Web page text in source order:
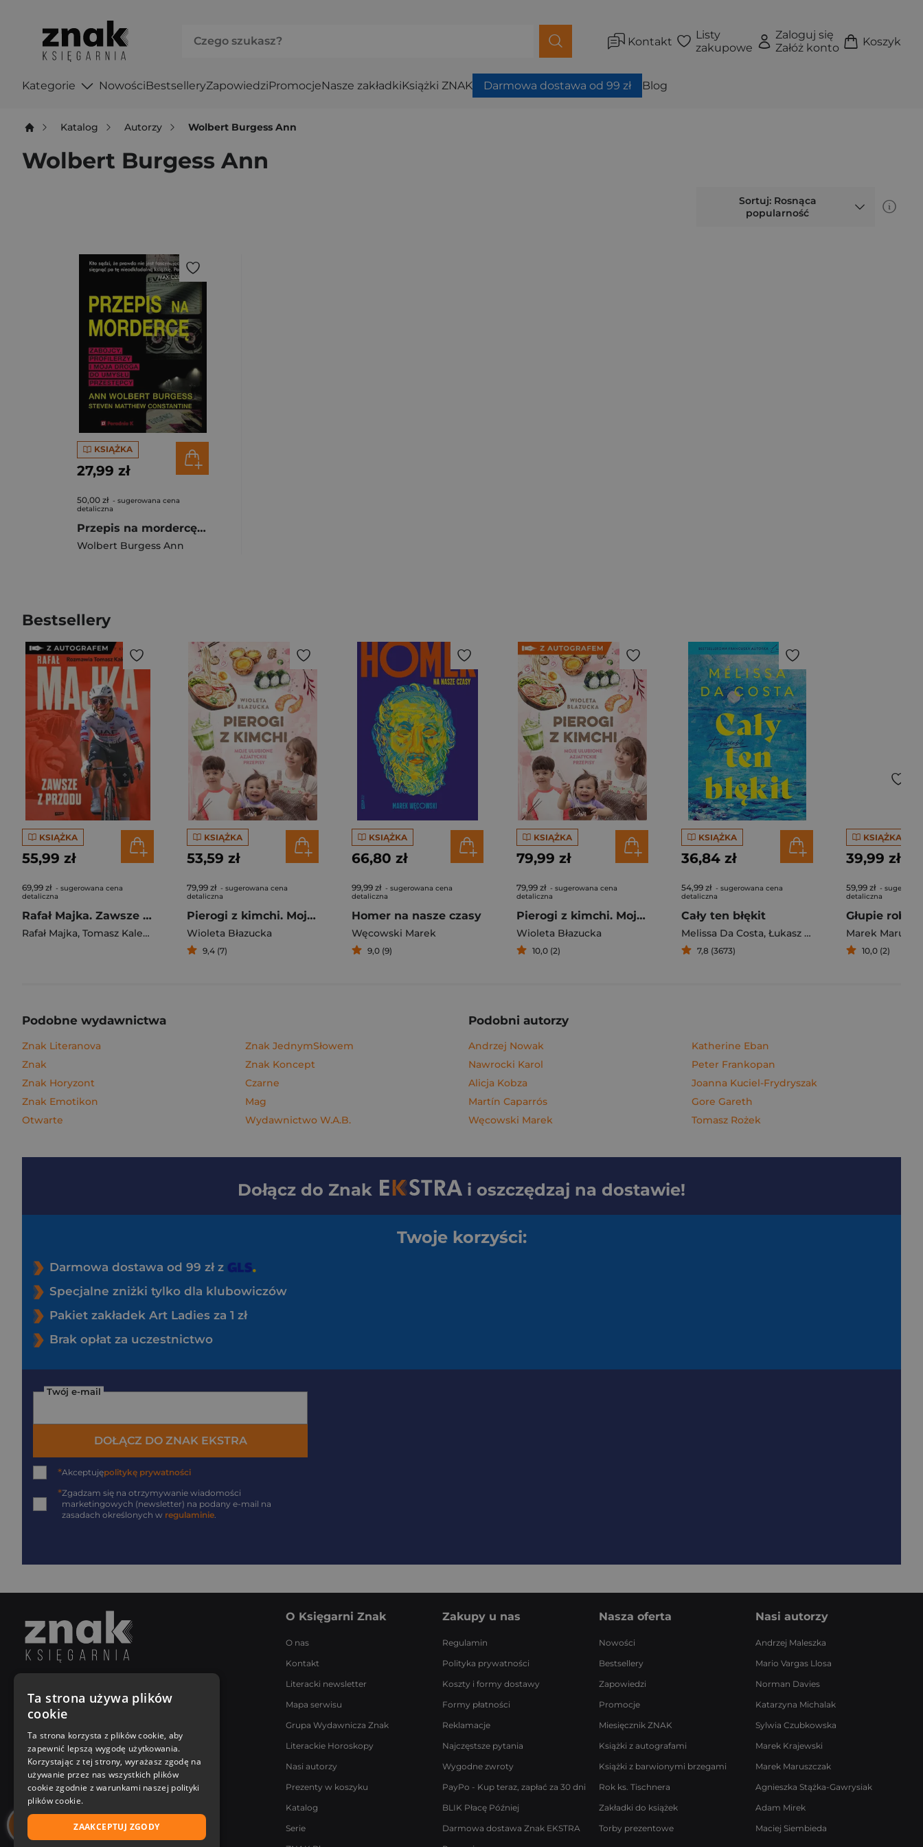
Kontakt
Listy
zakupowe
Zaloguj się
Załóż konto
Koszyk
Kategorie NowościBestselleryZapowiedziPromocjeNasze zakładkiKsiążki ZNAK Darmowa dostawa od 99 zł Blog
Katalog Autorzy Wolbert Burgess Ann
Wolbert Burgess Ann
Sortuj: Rosnąca
popularność
KSIĄŻKA
27,99 zł
50,00 zł - sugerowana cena
detaliczna
Przepis na mordercę Zabójczy profilerzy i moja droga do umysłu mordercy
Wolbert Burgess Ann
Bestsellery
KSIĄŻKA
55,99 zł
69,99 zł - sugerowana cena
detaliczna
Rafał Majka. Zawsze z przodu. Rozmawia Tomasz Kalemba - książka z autografem
Rafał Majka, Tomasz Kalemba
KSIĄŻKA
53,59 zł
79,99 zł - sugerowana cena
detaliczna
Pierogi z kimchi. Moje ulubione azjatyckie przepisy
Wioleta Błazucka
9,4 (7)
KSIĄŻKA
66,80 zł
99,99 zł - sugerowana cena
detaliczna
Homer na nasze czasy
Węcowski Marek
9,0 (9)
KSIĄŻKA
79,99 zł
79,99 zł - sugerowana cena
detaliczna
Pierogi z kimchi. Moje ulubione azjatyckie przepisy - książka z autografem
Wioleta Błazucka
10,0 (2)
KSIĄŻKA
36,84 zł
54,99 zł - sugerowana cena
detaliczna
Cały ten błękit
Melissa Da Costa, Łukasz Müller
7,8 (3673)
KSIĄŻKA
39,99 zł
59,99 zł -
detaliczna
Marek
10,0 (2)
Podobne wydawnictwa
Znak Literanova
Znak
Znak Horyzont
Znak Emotikon
Otwarte
Znak JednymSłowem
Znak Koncept
Czarne
Mag
Wydawnictwo W.A.B.
Podobni autorzy
Andrzej Nowak
Nawrocki Karol
Alicja Kobza
Martín Caparrós
Węcowski Marek
Katherine Eban
Peter Frankopan
Joanna Kuciel-Frydryszak
Gore Gareth
Tomasz Rożek
Dołącz do Znak i oszczędzaj na dostawie!
Twoje korzyści:
Darmowa dostawa od 99 zł z
Specjalne zniżki tylko dla klubowiczów
Pakiet zakładek Art Ladies za 1 zł
Brak opłat za uczestnictwo
Twój e-mail
DOŁĄCZ DO ZNAK EKSTRA
*Akceptujępolitykę prywatności
*Zgadzam się na otrzymywanie wiadomości
marketingowych (newsletter) na podany e-mail na
zasadach określonych w regulaminie.
Poniedziałek - Piątek
8:00 - 18:00
[email protected]
Bądź z nami na bieżąco
O Księgarni Znak
O nas
Kontakt
Literacki newsletter
Mapa serwisu
Grupa Wydawnicza Znak
Literackie Horoskopy
Nasi autorzy
Prezenty w koszyku
Katalog
Serie
Zakupy u nas
Regulamin
Polityka prywatności
Koszty i formy dostawy
Formy płatności
Reklamacje
Najczęstsze pytania
Wygodne zwroty
PayPo - Kup teraz, zapłać za 30 dni
BLIK Płacę Później
Darmowa dostawa Znak EKSTRA
Nasza oferta
Nowości
Bestsellery
Zapowiedzi
Promocje
Miesięcznik ZNAK
Książki z autografami
Książki z barwionymi brzegami
Rok ks. Tischnera
Zakładki do książek
Torby prezentowe
Nasi autorzy
Andrzej Maleszka
Mario Vargas Llosa
Norman Davies
Katarzyna Michalak
Sylwia Czubkowska
Marek Krajewski
Marek Maruszczak
Agnieszka Stążka-Gawrysiak
Adam Mirek
Maciej Siembieda
Ta strona używa plików
cookie
Ta strona korzysta z plików cookie, aby
zapewnić lepszą wygodę użytkowania.
Korzystając z tej strony, wyrażasz zgodę na
używanie przez nas wszystkich plików
cookie zgodnie z warunkami naszej polityki
plików cookie.
ZAAKCEPTUJ ZGODY